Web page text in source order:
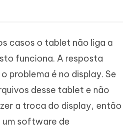
casos o tablet não liga a
funciona. A resposta
problema é no display. Se
desse tablet e não
a troca do display, então
um software de